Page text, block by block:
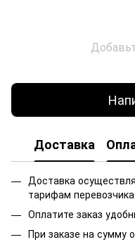
Доставка
Доставка
тарифам
Оплатите заказ
При заказе на сумму